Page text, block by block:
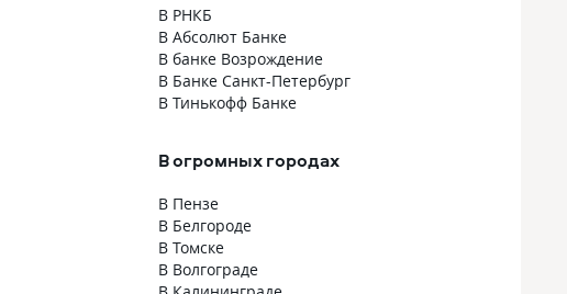
В РНКБ
В Абсолют Банке
В банке Возрождение
В Банке Санкт-Петербург
В Тинькофф Банке
В огромных городах
В Пензе
В Белгороде
В Томске
В Волгограде